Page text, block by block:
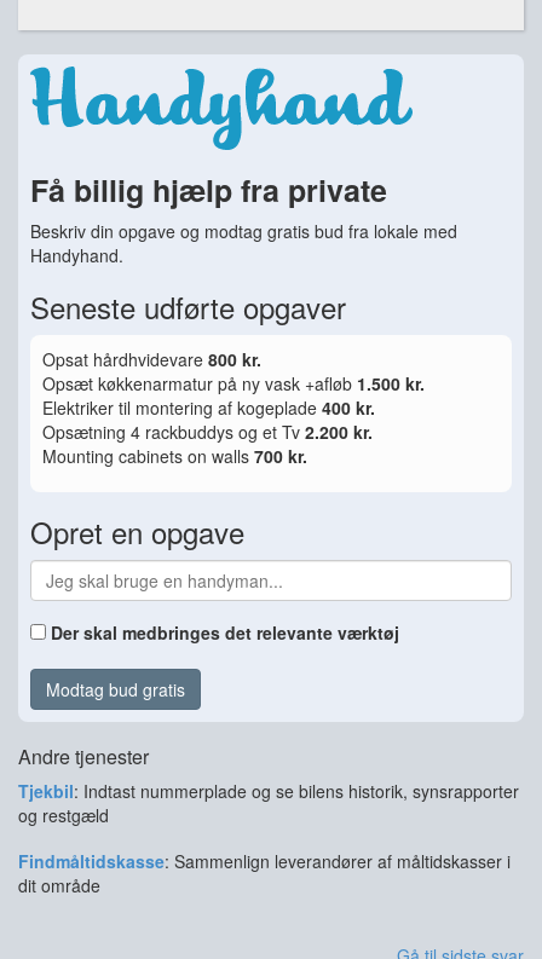
Få billig hjælp fra private
Beskriv din opgave og modtag gratis bud fra lokale med
Handyhand.
Seneste udførte opgaver
Opsat hårdhvidevare 800 kr.
Opsæt køkkenarmatur på ny vask +afløb 1.500 kr.
Elektriker til montering af kogeplade 400 kr.
Opsætning 4 rackbuddys og et Tv 2.200 kr.
Mounting cabinets on walls 700 kr.
Opret en opgave
Der skal medbringes det relevante værktøj
Modtag bud gratis
Andre tjenester
Tjekbil: Indtast nummerplade og se bilens historik, synsrapporter
og restgæld
Findmåltidskasse: Sammenlign leverandører af måltidskasser i
dit område